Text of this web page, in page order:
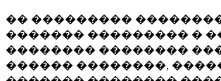
�� ���������
������� ��������� �
�������� ��������
������ ��������,